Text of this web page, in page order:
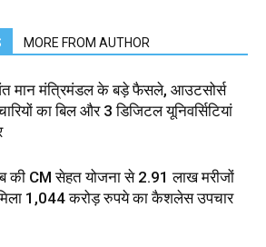
MORE FROM AUTHOR
मान मंत्रिमंडल के बड़े फैसले, आउटसोर्स
का बिल और 3 डिजिटल यूनिवर्सिटियां
की CM सेहत योजना से 2.91 लाख मरीजों
1,044 करोड़ रुपये का कैशलेस उपचार